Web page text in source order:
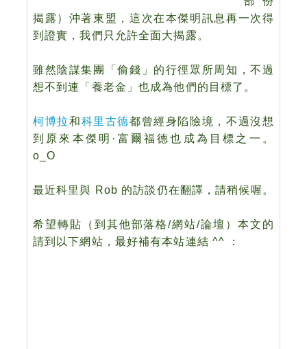
揭露）沖著東盟，這次在本傑明訊息再一次得
到證實，我們只允許全面大揭露。
雖然陰謀集團「偷錢」的行徑眾所周知，不過
想不到連「養老金」也成為他們的目標了。
柯博拉和科里古德都曾經身陷 險境 ，不過沒想
到原來本傑明·富爾福德也成為目標之一。
o_O
最近科里與 Rob 的訪談仍在翻譯，請稍候喔。
希望轉貼（到其他部落格/網站/論壇）本文的
請到以下網站，最好補有本站連結 ^^
：